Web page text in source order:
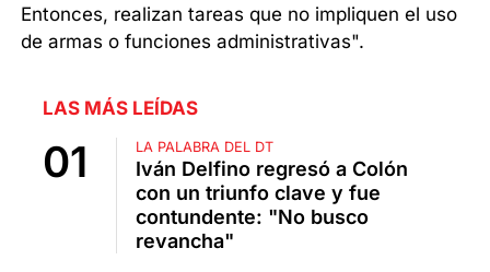
Entonces, realizan tareas que no impliquen el uso
de armas o funciones administrativas".
LAS MÁS LEÍDAS
LA PALABRA DEL DT
Iván Delfino regresó a Colón
con un triunfo clave y fue
contundente: "No busco
revancha"